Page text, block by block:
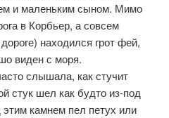
и маленьким сыном. Мимо
в Корбьер, а совсем
находился грот фей,
виден с моря.
слышала, как стучит
стук шел как будто из-под
этим камнем пел петух или